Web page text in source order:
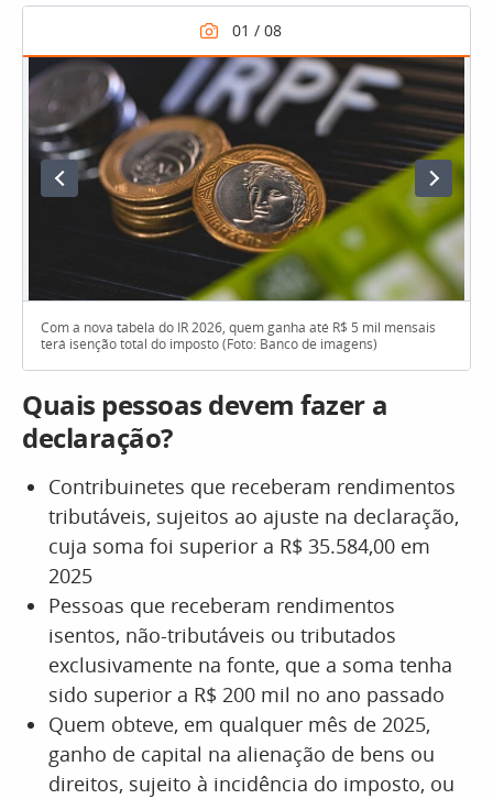
Com a nova tabela do IR 2026, quem ganha até R$ 5 mil mensais
terá isenção total do imposto (Foto: Banco de imagens)
Quais pessoas devem fazer a
declaração?
Contribuinetes que receberam rendimentos
tributáveis, sujeitos ao ajuste na declaração,
cuja soma foi superior a R$ 35.584,00 em
2025
Pessoas que receberam rendimentos
isentos, não-tributáveis ou tributados
exclusivamente na fonte, que a soma tenha
sido superior a R$ 200 mil no ano passado
Quem obteve, em qualquer mês de 2025,
ganho de capital na alienação de bens ou
direitos, sujeito à incidência do imposto, ou